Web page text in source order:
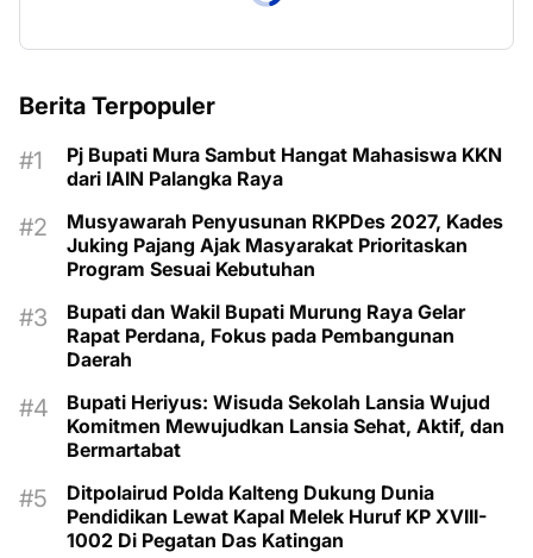
Berita Terpopuler
Pj Bupati Mura Sambut Hangat Mahasiswa KKN
dari IAIN Palangka Raya
Musyawarah Penyusunan RKPDes 2027, Kades
Juking Pajang Ajak Masyarakat Prioritaskan
Program Sesuai Kebutuhan
Bupati dan Wakil Bupati Murung Raya Gelar
Rapat Perdana, Fokus pada Pembangunan
Daerah
Bupati Heriyus: Wisuda Sekolah Lansia Wujud
Komitmen Mewujudkan Lansia Sehat, Aktif, dan
Bermartabat
Ditpolairud Polda Kalteng Dukung Dunia
Pendidikan Lewat Kapal Melek Huruf KP XVIII-
1002 Di Pegatan Das Katingan